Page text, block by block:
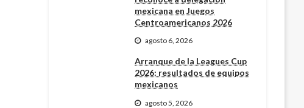
mexicana en Juegos
Centroamericanos 2026
agosto 6, 2026
Arranque de la Leagues Cup
2026: resultados de equipos
mexicanos
agosto 5, 2026